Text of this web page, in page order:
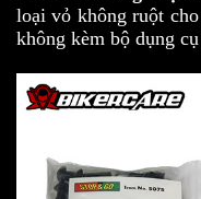
loại vỏ không ruột
không kèm bộ dụng